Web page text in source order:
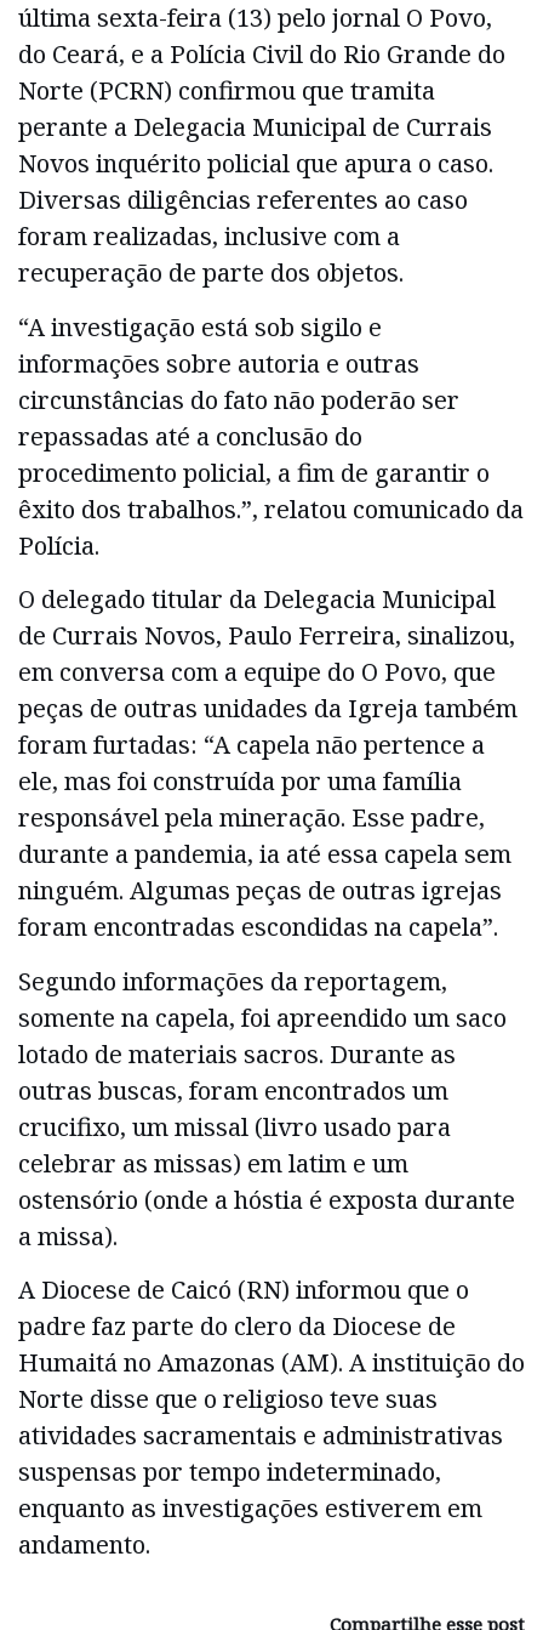
última sexta-feira (13) pelo jornal O Povo,
do Ceará, e a Polícia Civil do Rio Grande do
Norte (PCRN) confirmou que tramita
perante a Delegacia Municipal de Currais
Novos inquérito policial que apura o caso.
Diversas diligências referentes ao caso
foram realizadas, inclusive com a
recuperação de parte dos objetos.
“A investigação está sob sigilo e
informações sobre autoria e outras
circunstâncias do fato não poderão ser
repassadas até a conclusão do
procedimento policial, a fim de garantir o
êxito dos trabalhos.”, relatou comunicado da
Polícia.
O delegado titular da Delegacia Municipal
de Currais Novos, Paulo Ferreira, sinalizou,
em conversa com a equipe do O Povo, que
peças de outras unidades da Igreja também
foram furtadas: “A capela não pertence a
ele, mas foi construída por uma família
responsável pela mineração. Esse padre,
durante a pandemia, ia até essa capela sem
ninguém. Algumas peças de outras igrejas
foram encontradas escondidas na capela”.
Segundo informações da reportagem,
somente na capela, foi apreendido um saco
lotado de materiais sacros. Durante as
outras buscas, foram encontrados um
crucifixo, um missal (livro usado para
celebrar as missas) em latim e um
ostensório (onde a hóstia é exposta durante
a missa).
A Diocese de Caicó (RN) informou que o
padre faz parte do clero da Diocese de
Humaitá no Amazonas (AM). A instituição do
Norte disse que o religioso teve suas
atividades sacramentais e administrativas
suspensas por tempo indeterminado,
enquanto as investigações estiverem em
andamento.
Compartilhe esse post